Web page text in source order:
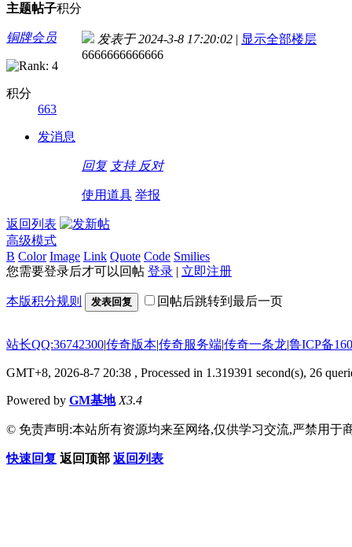
主题帖子积分
铜牌会员
积分
663
发消息
发表于 2024-3-8 17:20:02 | 显示全部楼层
6666666666666
回复 支持 反对
使用道具 举报
返回列表
高级模式
B Color Image Link Quote Code Smilies
您需要登录后才可以回帖 登录 | 立即注册
本版积分规则 发表回复 回帖后跳转到最后一页
站长QQ:36742300|传奇版本|传奇服务端|传奇一条龙|鲁ICP备
GMT+8, 2026-8-7 20:38 , Processed in 1.319391 second(s), 26
Powered by GM基地 X3.4
© 免责声明:本站所有资源均来至网络,仅供学习交流,严禁用于
快速回复 返回顶部 返回列表